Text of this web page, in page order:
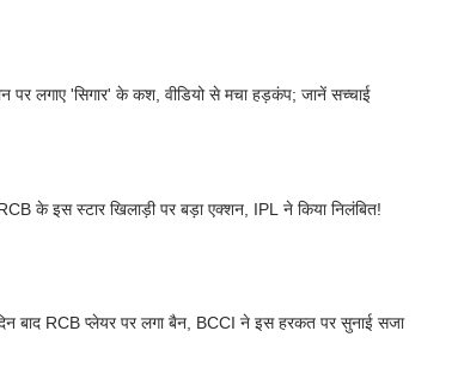
पर लगाए 'सिगार' के कश, वीडियो से मचा हड़कंप; जानें सच्चाई
के इस स्टार खिलाड़ी पर बड़ा एक्शन, IPL ने किया निलंबित!
बाद RCB प्लेयर पर लगा बैन, BCCI ने इस हरकत पर सुनाई सजा